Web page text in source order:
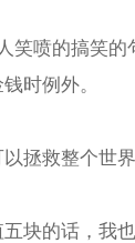
笑喷的搞笑
时例外。
拯救整个世
块的话，我